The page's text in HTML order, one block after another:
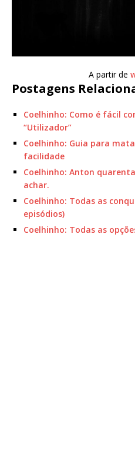
A partir de
Postagens
Coelhinho: Como é fácil
“Utilizador”
Coelhinho: Guia para
facilidade
Coelhinho: Anton
achar.
Coelhinho: Todas as
episódios)
Coelhinho: Todas as